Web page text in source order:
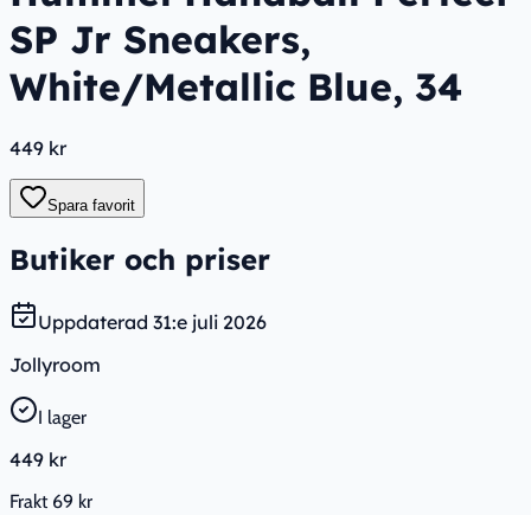
SP Jr Sneakers,
White/Metallic Blue, 34
449 kr
Spara favorit
Butiker och priser
Uppdaterad 31:e juli 2026
Jollyroom
I lager
449 kr
Frakt 69 kr